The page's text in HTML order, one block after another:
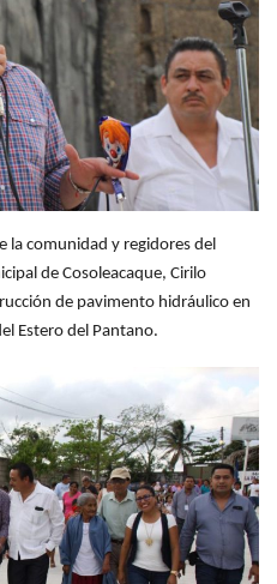
la comunidad y regidores del
de Cosoleacaque, Cirilo
de pavimento hidráulico en
Estero del Pantano.